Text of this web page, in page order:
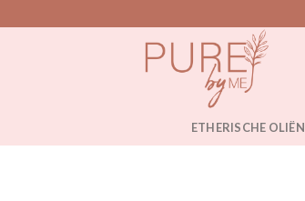
to
ETHERISCHE OLIËN